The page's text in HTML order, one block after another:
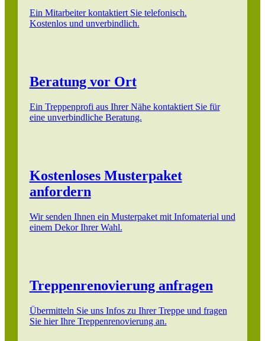
Ein Mitarbeiter kontaktiert Sie telefonisch.
Kostenlos und unverbindlich.
Beratung vor Ort
Ein Treppenprofi aus Ihrer Nähe kontaktiert Sie für
eine unverbindliche Beratung.
Kostenloses Musterpaket
anfordern
Wir senden Ihnen ein Musterpaket mit Infomaterial und
einem Dekor Ihrer Wahl.
Treppenrenovierung anfragen
Übermitteln Sie uns Infos zu Ihrer Treppe und fragen
Sie hier Ihre Treppenrenovierung an.